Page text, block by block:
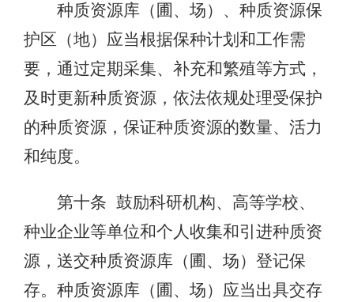
种质资源库（圃、场）、种质资源保
护区（地）应当根据保种计划和工作需
要，通过定期采集、补充和繁殖等方式，
及时更新种质资源，依法依规处理受保护
的种质资源，保证种质资源的数量、活力
和纯度。
第十条 鼓励科研机构、高等学校、
种业企业等单位和个人收集和引进种质资
源，送交种质资源库（圃、场）登记保
存。种质资源库（圃、场）应当出具交存